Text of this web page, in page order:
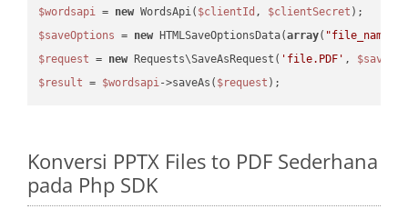
$wordsapi = new WordsApi( $clientId , $clientSecret
$saveOptions = new HTMLSaveOptionsData(array( "file_name"
$request = new Requests\SaveAsRequest( 'file.PDF' ,
$result = $wordsapi->saveAs( $request
Konversi PPTX Files to PDF Sederhana
pada Php SDK